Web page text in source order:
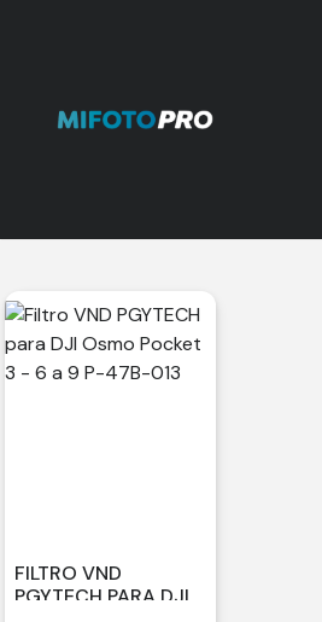
FILTRO VND
PGYTECH PARA DJI